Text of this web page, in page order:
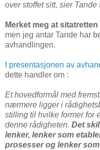
over stoffet sitt, sier Tande
Merket meg at
men jeg antar Tande har
avhandlingen.
I presentasjonen av
dette handler om :
Et hovedformål med
nærmere ligger i
stilling til hvilke former for
denne rådigheten. Det
lenker, lenker som
prosesser og lenker